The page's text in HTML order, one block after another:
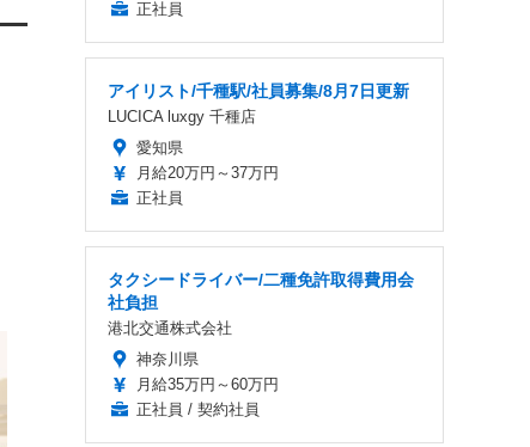
正社員
アイリスト/千種駅/社員募集/8月7日更新
LUCICA luxgy 千種店
愛知県
月給20万円～37万円
正社員
タクシードライバー/二種免許取得費用会
社負担
港北交通株式会社
神奈川県
月給35万円～60万円
正社員 / 契約社員